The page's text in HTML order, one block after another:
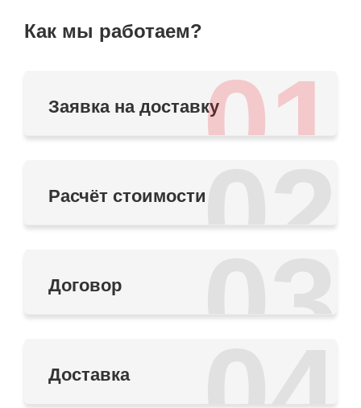
Как мы работаем?
01
Заявка на доставку
02
Расчёт стоимости
03
Договор
Доставка